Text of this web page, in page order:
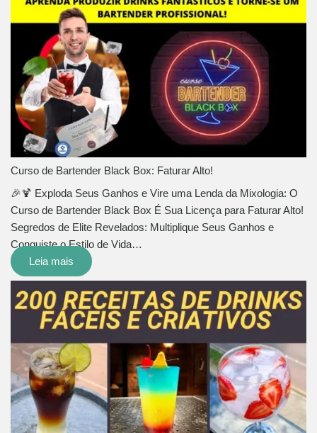
Curso de Bartender Black Box: Faturar Alto!
🎉🍹 Exploda Seus Ganhos e Vire uma Lenda da Mixologia: O
Curso de Bartender Black Box É Sua Licença para Faturar Alto!
Segredos de Elite Revelados: Multiplique Seus Ganhos e
Conquiste o Estilo de Vida…
Leia mais